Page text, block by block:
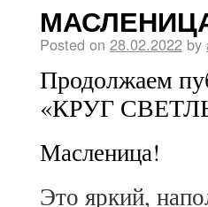
Posted on 28.02.2022 by
Продолжаем
«КРУГ
Масленица!
Это яркий,